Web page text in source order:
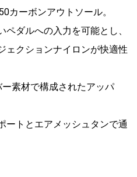
カーボンアウトソール。
ペダルへの入力を可能とし、
ェクションナイロンが快適性
素材で構成されたアッパ
ートとエアメッシュタンで通